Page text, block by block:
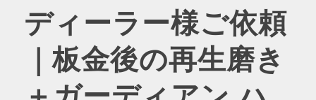
ディーラー様ご依頼
｜板金後の再生磨き